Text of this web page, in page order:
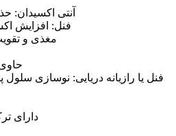
آنتی اکسیدان:
فنل: افزایش
مغذی و
فنل یا رازیانه دریایی: نوسازی
دارای